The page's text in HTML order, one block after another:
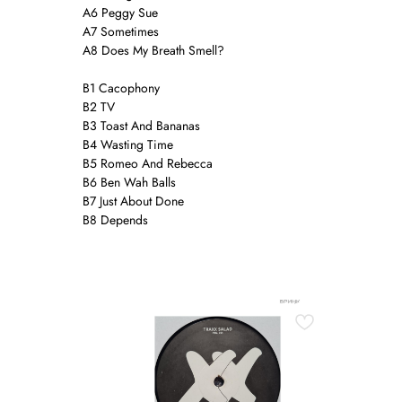
A6 Peggy Sue
A7 Sometimes
A8 Does My Breath Smell?
B1 Cacophony
B2 TV
B3 Toast And Bananas
B4 Wasting Time
B5 Romeo And Rebecca
B6 Ben Wah Balls
B7 Just About Done
B8 Depends